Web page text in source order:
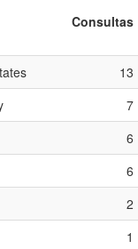
Consultas
13
7
6
6
2
1